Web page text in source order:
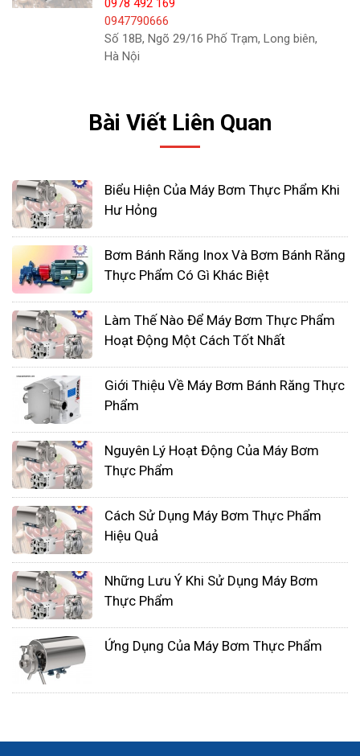
Ngoài ra, bơm thực phẩm còn được sử dụng trong
Bơm nước trong hệ thống tưới tiêu: Bơm được sử
dụng để bơm nước từ nguồn nước đến các khu
Bơm hóa chất trong các nhà máy: Bơm được sử
dụng để bơm hóa chất trong các quá trình sản
xuất.
Bơm nước thải trong các nhà máy xử lý nước
thải: Bơm được sử dụng để bơm nước thải từ các
khu vực cần xử lý đến nhà máy xử lý nước thải.
0978 492 169
0947790666
Số 18B, Ngõ 29/16 Phố Trạm, Long biên,
Hà Nội
Bài Viết Liên Quan
Biểu Hiện Của Máy Bơm Thực Phẩm Khi
Hư Hỏng
Bơm Bánh Răng Inox Và Bơm Bánh Răng
Thực Phẩm Có Gì Khác Biệt
Làm Thế Nào Để Máy Bơm Thực Phẩm
Hoạt Động Một Cách Tốt Nhất
Giới Thiệu Về Máy Bơm Bánh Răng Thực
Phẩm
Nguyên Lý Hoạt Động Của Máy Bơm
Thực Phẩm
Cách Sử Dụng Máy Bơm Thực Phẩm
Hiệu Quả
Những Lưu Ý Khi Sử Dụng Máy Bơm
Thực Phẩm
Ứng Dụng Của Máy Bơm Thực Phẩm